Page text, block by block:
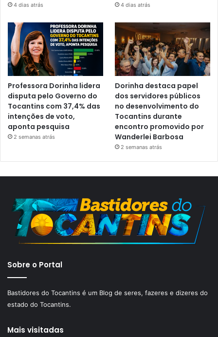
4 dias atrás 4 dias atrás
Professora Dorinha lidera
disputa pelo Governo do
Tocantins com 37,4% das
intenções de voto,
aponta pesquisa
2 semanas atrás
Dorinha destaca papel
dos servidores públicos
no desenvolvimento do
Tocantins durante
encontro promovido por
Wanderlei Barbosa
2 semanas atrás
Sobre o Portal
Bastidores do Tocantins é um Blog de seres, fazeres e dizeres do
estado do Tocantins.
Mais visitadas